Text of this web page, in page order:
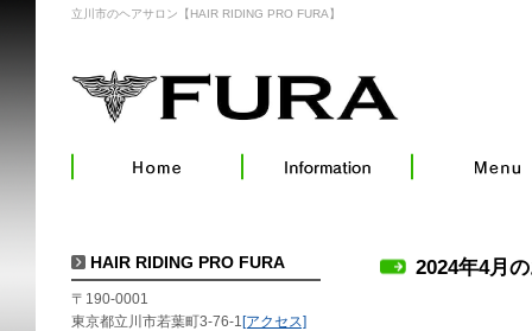
立川市のヘアサロン【HAIR RIDING PRO FURA】
2024年4月
HAIR RIDING PRO FURA
〒190-0001
東京都立川市若葉町3-76-1 [アクセス]